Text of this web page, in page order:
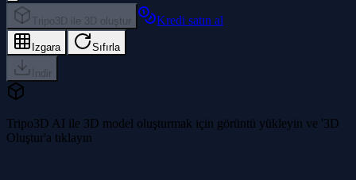
Tripo3D ile 3D oluştur Kredi satın al
Izgara Sıfırla
İndir
Tripo3D AI ile 3D model oluşturmak için görüntü yükleyin ve '3D
Oluştur'a tıklayın